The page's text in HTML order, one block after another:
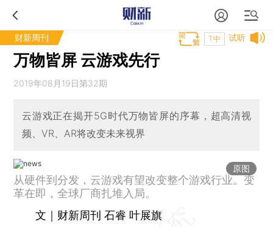
财新周刊 试听
T中
万物皆屏 云游戏先行
2019年08月19日第32期
云游戏正在揭开5G时代万物皆屏的序幕，超高清视
频、VR、AR将改变未来视界
原图
从硬件到分发，云游戏有望改变整个游戏行业。变
革在即，全球厂商扎堆入局。
文｜财新周刊 石睿 叶展旗